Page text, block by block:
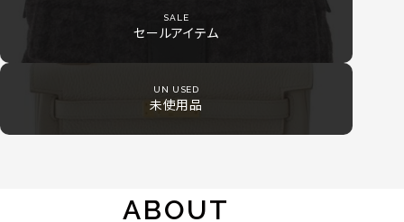
SALE
セールアイテム
UN USED
未使用品
ABOUT